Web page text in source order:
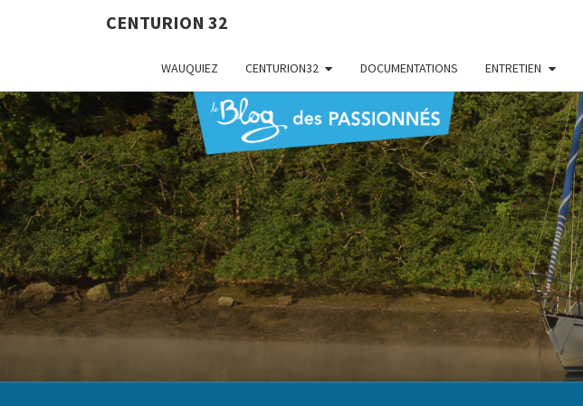
CENTURION 32
WAUQUIEZ CENTURION32 DOCUMENTATIONS ENTRETIEN